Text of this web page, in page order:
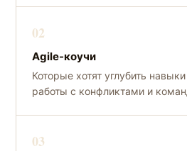
02
Agile-коучи
Которые хотят углубить
работы с конфликтами и
03